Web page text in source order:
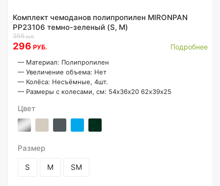
Комплект чемоданов полипропилен MIRONPAN
PP23106 темно-зеленый (S, M)
356руб.
296 РУБ. Подробнее
— Материал: Полипропилен
— Увеличение объема: Нет
— Колёса: Несъёмные, 4шт.
— Размеры с колесами, см: 54х36х20 62х39х25
Цвет
Размер
S M SM